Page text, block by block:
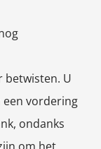
betwisten. U
vordering
ondanks